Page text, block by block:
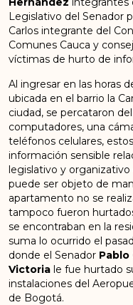
Legislativo del Senador
Carlos integrante del
Comunes Cauca y
víctimas de hurto de
Al ingresar en las horas
ubicada en el barrio la
ciudad, se percataron
computadores, una
teléfonos celulares,
información sensible
legislativo y organizativo
puede ser objeto de
apartamento no se
tampoco fueron
se encontraban en la
suma lo ocurrido el
donde el Senador
Victoria le fue hurtado
instalaciones del
de Bogotá.